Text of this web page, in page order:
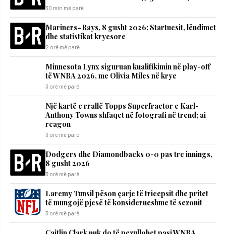
30 min më parë
Mariners–Rays, 8 gusht 2026: Startuesit, lëndimet
dhe statistikat kryesore
2 orë më parë
Minnesota Lynx siguruan kualifikimin në play-off
të WNBA 2026, me Olivia Miles në krye
3 orë më parë
Një kartë e rrallë Topps Superfractor e Karl-
Anthony Towns shfaqet në fotografi në trend; ai
reagon
3 orë më parë
Dodgers dhe Diamondbacks 0-0 pas tre innings,
8 gusht 2026
3 orë më parë
Laremy Tunsil pëson çarje të tricepsit dhe pritet
të mungojë pjesë të konsiderueshme të sezonit
3 orë më parë